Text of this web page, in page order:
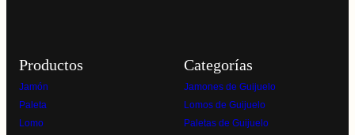
Productos
Jamón
Paleta
Lomo
Categorías
Jamones de Guijuelo
Lomos de Guijuelo
Paletas de Guijuelo